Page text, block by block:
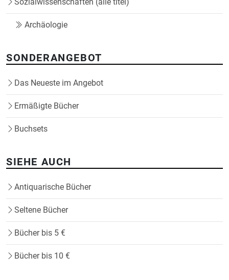
Archäologie
SONDERANGEBOT
Das Neueste im Angebot
Ermäßigte Bücher
Buchsets
SIEHE AUCH
Antiquarische Bücher
Seltene Bücher
Bücher bis 5 €
Bücher bis 10 €